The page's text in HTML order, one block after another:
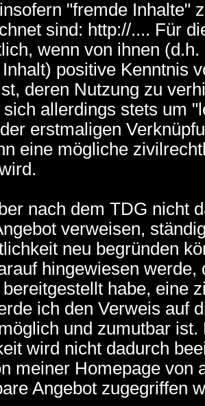
"fremde Inhalte"
sind: http://.... Für
wenn von ihnen
positive Kenntnis
deren Nutzung zu
sich allerdings stets um
erstmaligen
eine mögliche
nach dem TDG nicht
verweisen,
neu begründen
hingewiesen
habe, eine
ich den Verweis auf
und zumutbar
wird nicht dadurch
meiner Homepage von
Angebot zugegriffen